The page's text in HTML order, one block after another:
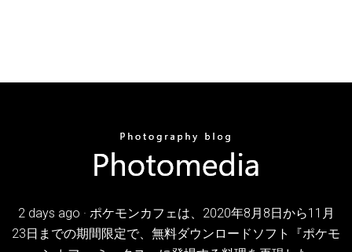
2 days ago · ポケモンカフェは、2020年8月8日から11月
23日までの期間限定で、無料ダウンロードソフト『ポケモ